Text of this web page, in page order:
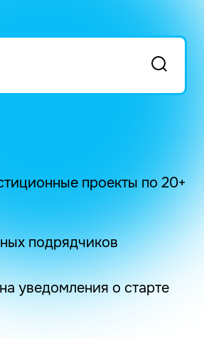
проекты по 20+
подрядчиков
уведомления о старте